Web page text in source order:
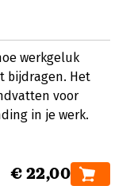
werkgeluk
bijdragen. Het
voor
in je werk.
€ 22,00